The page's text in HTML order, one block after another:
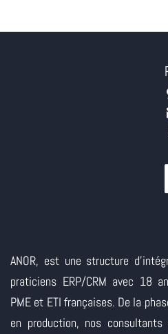
ANOR, est une structure
praticiens ERP/CRM avec 18
PME et ETI françaises. De la
en production, nos